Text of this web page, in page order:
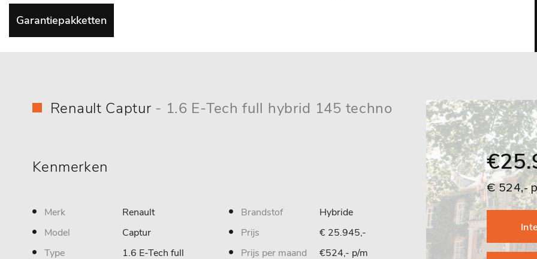
Garantiepakketten
Renault Captur - 1.6 E-Tech full hybrid 145 techno
Kenmerken
Merk
Renault
Model
Captur
Type
1.6 E-Tech full
Brandstof
Hybride
Prijs
€ 25.945,-
Prijs per maand
€524,- p/m
€ 524,-